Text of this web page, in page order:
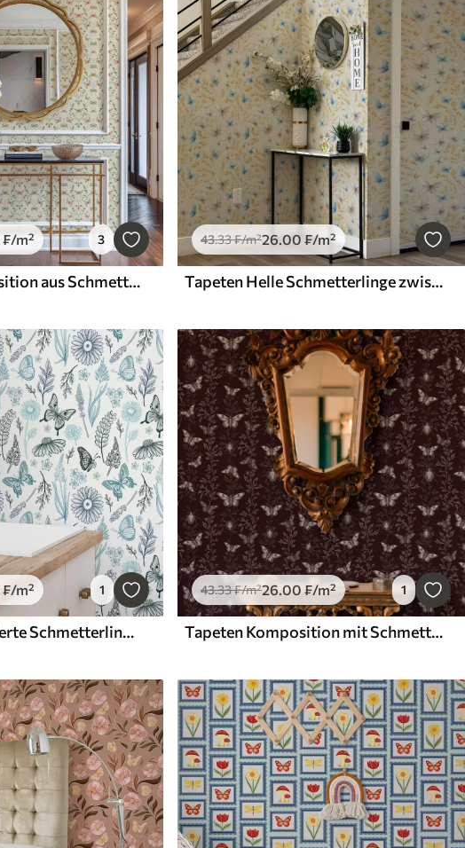
₣/m² 3
Tapeten Komposition aus Schmetterlingen und Blättern
43.33₣/m²26.00 ₣/m²
Tapeten Helle Schmetterlinge zwischen gelben Blättern auf hellem Hintergrund
₣/m² 1
Tapeten Konturierte Schmetterlinge und Blumen in Blau- und Blautönen
43.33₣/m²26.00 ₣/m² 1
Tapeten Komposition mit Schmetterlingen, Blättern und Insekten auf dunklem Hintergrund